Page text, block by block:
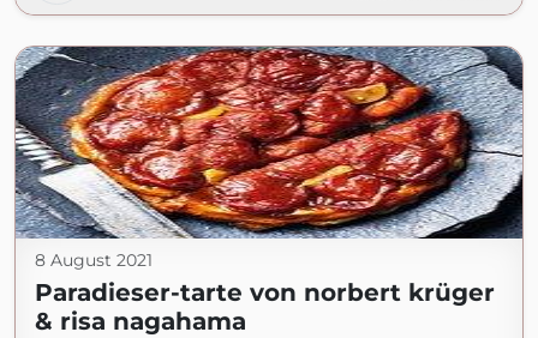
8 August 2021
Paradieser-tarte von norbert krüger
& risa nagahama